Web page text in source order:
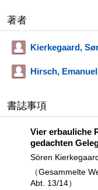
著者
Kierkegaard,
Hirsch, Emanuel
書誌事項
Vier erbauliche
gedachten
Sören
（Gesammelte
Abt. 13/14）